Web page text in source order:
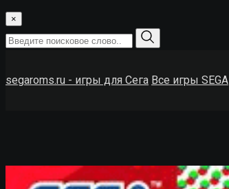
×
segaroms.ru - игры для Сега Все игры SEGA